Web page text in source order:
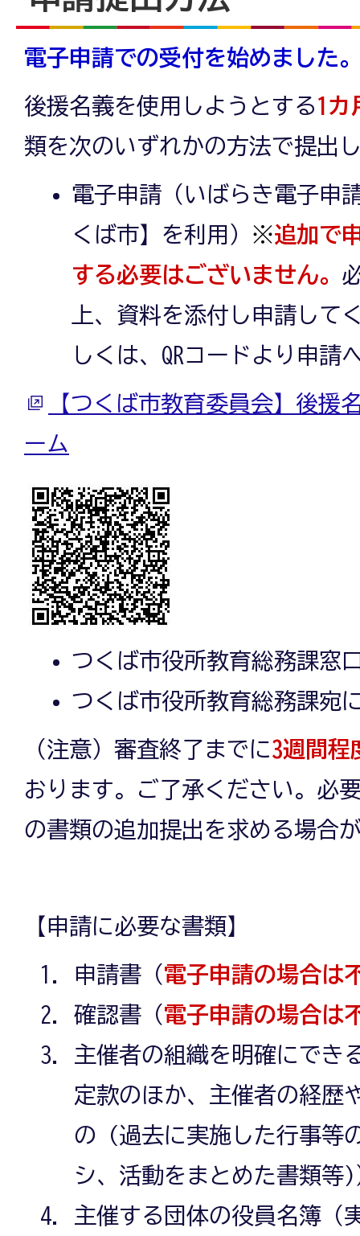
電子申請での受付を始めました
後援名義を使用しようとする1カ
類を次のいずれかの方法で提出
電子申請（いばらき電子申
くば市】を利用） ※追加で
する必要はございません。
上、資料を添付し申請して
しくは、QRコードより申請
【つくば市教育委員会】後援
ーム
つくば市役所教育総務課窓
つくば市役所教育総務課宛
（注意）審査終了までに3週間程
おります。ご了承ください。必
の書類の追加提出を求める場合
【申請に必要な書類】
申請書（電子申請の場合は
確認書（電子申請の場合は
主催者の組織を明確にでき
定款のほか、主催者の経歴
の (過去に実施した行事等
シ、活動をまとめた書類等)
主催する団体の役員名簿（